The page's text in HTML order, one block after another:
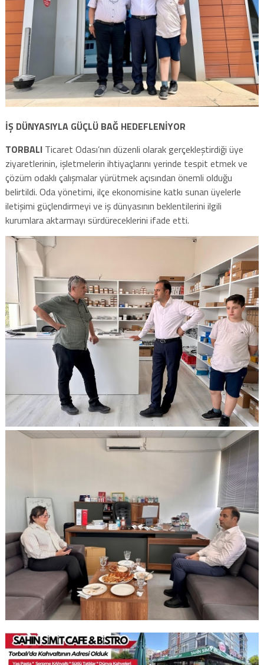
İŞ DÜNYASIYLA GÜÇLÜ BAĞ HEDEFLENİYOR
TORBALITicaret Odası’nın düzenli olarak gerçekleştirdiği üye
ziyaretlerinin, işletmelerin ihtiyaçlarını yerinde tespit etmek ve
çözüm odaklı çalışmalar yürütmek açısından önemli olduğu
belirtildi. Oda yönetimi, ilçe ekonomisine katkı sunan üyelerle
iletişimi güçlendirmeyi ve iş dünyasının beklentilerini ilgili
kurumlara aktarmayı sürdüreceklerini ifade etti.